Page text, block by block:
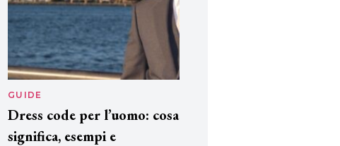
GUIDE
Dress code per l’uomo: cosa
significa, esempi e